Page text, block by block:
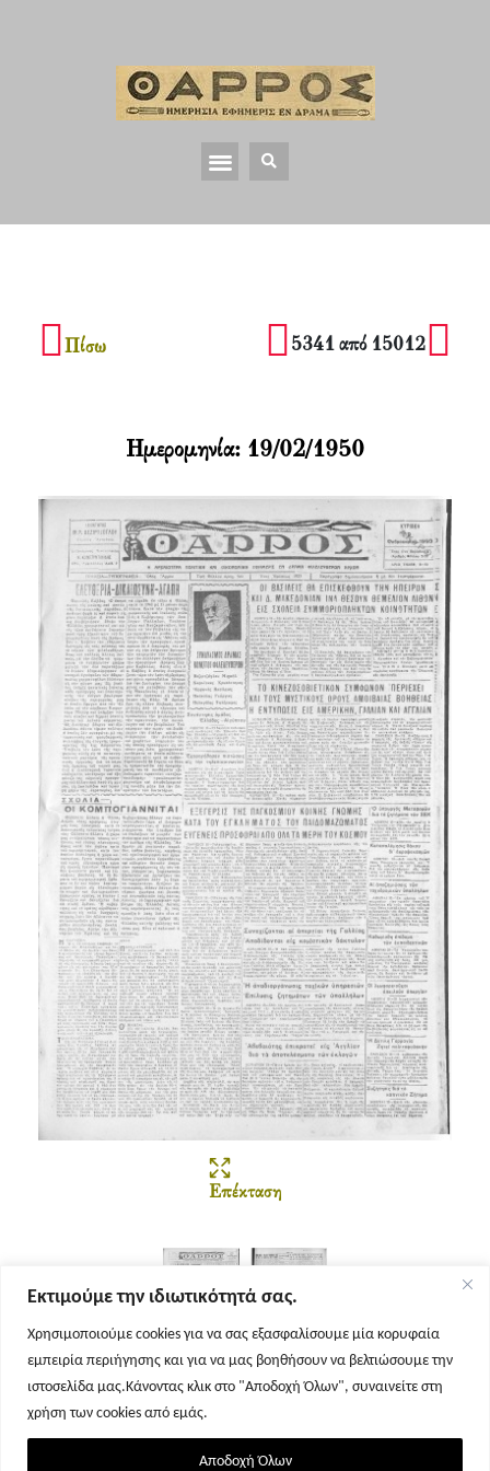
Εκτιμούμε την ιδιωτικότητά σας.
Χρησιμοποιούμε cookies για να σας εξασφαλίσουμε μία κορυφαία
εμπειρία περιήγησης και για να μας βοηθήσουν να βελτιώσουμε την
ιστοσελίδα μας.Κάνοντας κλικ στο "Αποδοχή Όλων", συναινείτε στη
χρήση των cookies από εμάς.
Αποδοχή Όλων
Πίσω 5341 από 15012
Επέκταση
Σελίδα 1 Σελίδα 2
Ημερομηνία: 19/02/1950